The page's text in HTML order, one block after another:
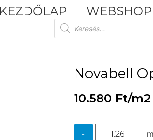
KEZDŐLAP WEBSHOP
Novabell
10.580 Ft/m2
-